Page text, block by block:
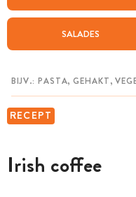
SALADES
RECEPT
Irish coffee
WEEKMENU
CHAT MET MAIA
MIJN BEWAARDE RECEPTEN